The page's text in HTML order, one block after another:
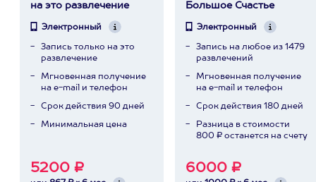
на это развлечение
Электронный
Запись только на это
развлечение
Мгновенная получение
на e-mail и телефон
Срок действия 90 дней
Минимальная цена
5200 ₽
Большое Счастье
Электронный
Запись на любое из 1479
развлечений
Мгновенная получение
на e-mail и телефон
Срок действия 180 дней
Разница в стоимости
800 ₽ останется на счету
6000 ₽